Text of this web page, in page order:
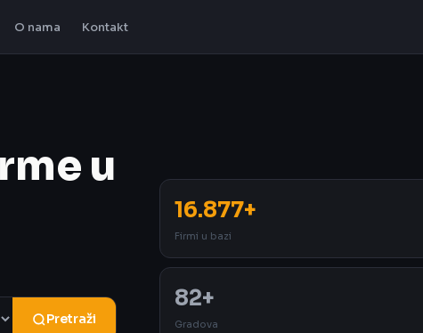
O nama Kontakt
u
Pretraži
16.877+
Firmi u bazi
82+
Gradova